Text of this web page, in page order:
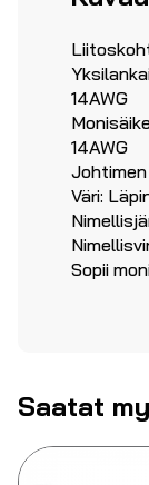
14AWG
14AWG
Johtimen
Väri:
Sopii
Saatat